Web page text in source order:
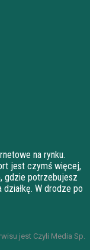
na rynku.
jest czymś więcej,
gdzie potrzebujesz
W drodze po
jest Czyli Media Sp.